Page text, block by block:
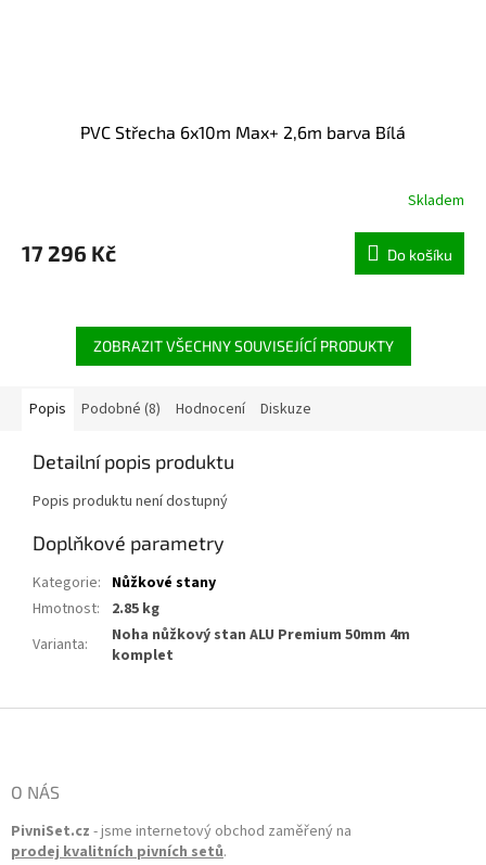
PVC Střecha 6x10m Max+ 2,6m barva Bílá
Skladem
17 296 Kč Do košíku
ZOBRAZIT VŠECHNY SOUVISEJÍCÍ PRODUKTY
Popis Podobné (8) Hodnocení Diskuze
Detailní popis produktu
Popis produktu není dostupný
Doplňkové parametry
Kategorie: Nůžkové stany
Hmotnost:
2.85 kg
Varianta:
Noha nůžkový stan ALU Premium 50mm 4m
komplet
O NÁS
PivniSet.cz - jsme internetový obchod zaměřený na
prodej kvalitních pivních setů.